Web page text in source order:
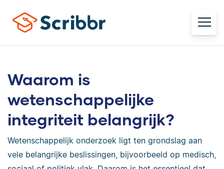
Waarom is
wetenschappelijke
integriteit belangrijk?
Wetenschappelijk onderzoek ligt ten grondslag aan
vele belangrijke beslissingen, bijvoorbeeld op medisch,